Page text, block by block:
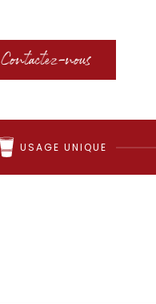
Contactez-nous
USAGE UNIQUE